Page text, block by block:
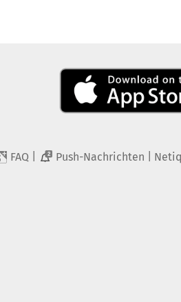
FAQ 2 Push-Nachrichten